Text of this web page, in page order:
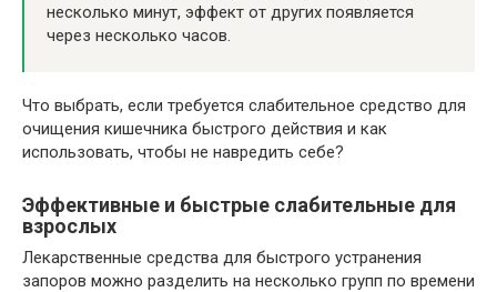
несколько минут, эффект от других появляется
через несколько часов.
Что выбрать, если требуется слабительное средство для
очищения кишечника быстрого действия и как
использовать, чтобы не навредить себе?
Эффективные и быстрые слабительные для
взрослых
Лекарственные средства для быстрого устранения
запоров можно разделить на несколько групп по времени